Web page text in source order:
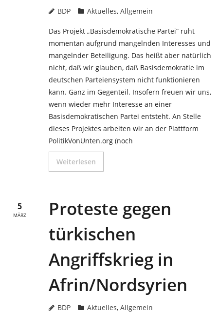
- Materialien
Mitmachen!
- Uns Kontaktieren
- Email Liste & Newsletter
- Impressum
BDP Aktuelles, Allgemein
Das Projekt „Basisdemokratische Partei“ ruht
momentan aufgrund mangelnden Interesses und
mangelnder Beteiligung. Das heißt aber natürlich
nicht, daß wir glauben, daß Basisdemokratie im
deutschen Parteiensystem nicht funktionieren
kann. Ganz im Gegenteil. Insofern freuen wir uns,
wenn wieder mehr Interesse an einer
Basisdemokratischen Partei entsteht. An Stelle
dieses Projektes arbeiten wir an der Plattform
PolitikVonUnten.org (noch
Weiterlesen
Proteste gegen
türkischen
Angriffskrieg in
Afrin/Nordsyrien
5
MÄRZ
BDP Aktuelles, Allgemein